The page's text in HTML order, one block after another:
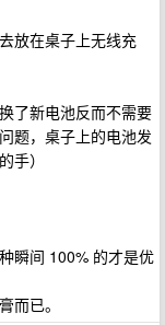
放在桌子上无线充
了新电池反而不需要
题，桌子上的电池发
手）
瞬间 100% 的才是优
而已。